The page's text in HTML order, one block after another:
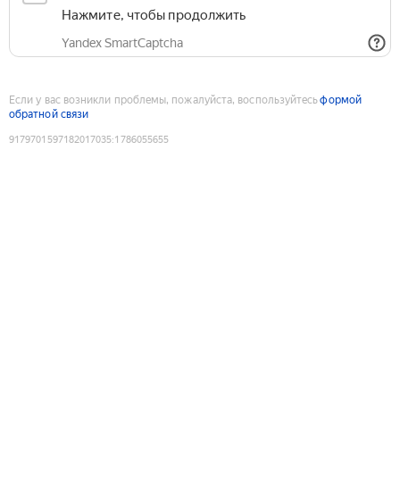
Нажмите, чтобы продолжить
Yandex SmartCaptcha
Если у вас возникли проблемы, пожалуйста, воспользуйтесьформой
обратной связи
9179701597182017035:1786055655